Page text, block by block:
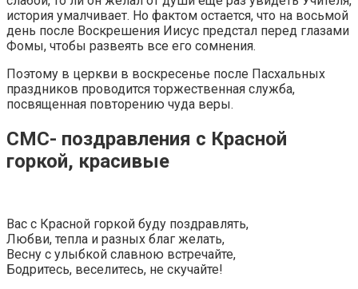
история умалчивает. Но фактом остается, что на восьмой
день после Воскрешения Иисус предстал перед глазами
Фомы, чтобы развеять все его сомнения.
Поэтому в церкви в воскресенье после Пасхальных
праздников проводится торжественная служба,
посвященная повторению чуда веры.
СМС- поздравления с Красной
горкой, красивые
Вас с Красной горкой буду поздравлять,
Любви, тепла и разных благ желать,
Весну с улыбкой славною встречайте,
Бодритесь, веселитесь, не скучайте!